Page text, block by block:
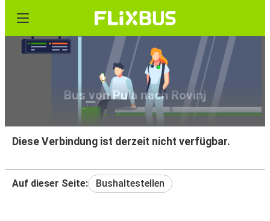
Bus von Pula nach Rovinj
Diese Verbindung ist derzeit nicht verfügbar.
Auf dieser Seite: Bushaltestellen